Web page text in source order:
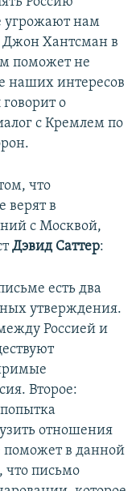
угрожают нам
Хантсман в
поможет не
наших интересов
о
с Кремлем по
что
верят в
с Москвой,
Дэвид Саттер:
есть два
утверждения.
Россией и
Второе:
отношения
поможет в данной
письмо